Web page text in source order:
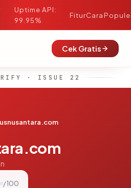
·
Uptime API:
99.95%
FiturCara
Cek Gratis
· ISSUE 22
/ 100